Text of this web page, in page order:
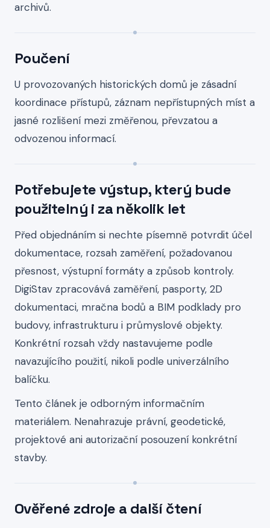
archivů.
Poučení
U provozovaných historických domů je zásadní
koordinace přístupů, záznam nepřístupných míst a
jasné rozlišení mezi změřenou, převzatou a
odvozenou informací.
Potřebujete výstup, který bude
použitelný i za několik let
Před objednáním si nechte písemně potvrdit účel
dokumentace, rozsah zaměření, požadovanou
přesnost, výstupní formáty a způsob kontroly.
DigiStav zpracovává zaměření, pasporty, 2D
dokumentaci, mračna bodů a BIM podklady pro
budovy, infrastrukturu i průmyslové objekty.
Konkrétní rozsah vždy nastavujeme podle
navazujícího použití, nikoli podle univerzálního
balíčku.
Tento článek je odborným informačním
materiálem. Nenahrazuje právní, geodetické,
projektové ani autorizační posouzení konkrétní
stavby.
Ověřené zdroje a další čtení